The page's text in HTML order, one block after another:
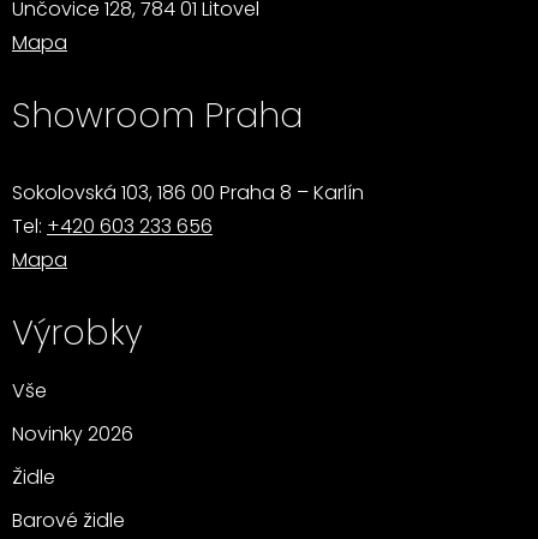
Unčovice 128, 784 01 Litovel
Mapa
Showroom Praha
Sokolovská 103, 186 00 Praha 8 – Karlín
Tel: +420 603 233 656
Mapa
Výrobky
Vše
Novinky 2026
Židle
Barové židle